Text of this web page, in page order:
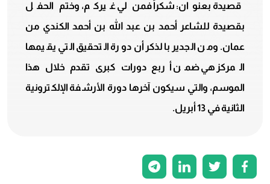
قصيدة بعنوان: شكراً فمن لي غيركم، وختم الحفل
بقصيدة للشاعر أحمد بن عبد الله بن أحمد الكندي من
عمان. ومن الجدير بالذكر أن دورة التحقيق التي يقيمها
المركز هي ضمن أربع دورات كبرى تقدم خلال هذا
الموسم، والتي سيكون آخرها دورة الأرشفة الإلكترونية
الثانية في 13 أبريل.